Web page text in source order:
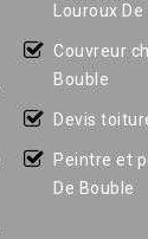
Louroux
Couvreur
Bouble
Devis
Peintre et
De Bouble